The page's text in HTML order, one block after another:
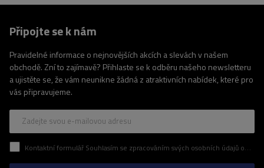
Připojte se k nám
Pravidelné informace o nejnovějších akcích a slevách v našem
obchodě. Zní to zajímavě? Přihlaste se k odběru našeho newsletteru
a ujistěte se, že vám neunikne žádná z atraktivních nabídek, které pro
vás připravujeme.
Zadejte svou e-mailovou adresu
Kontaktní formulář Souhlasím se zpracováním svých osobních údajů obsažených v kontaktním formuláři v souladu s nařízením Evropského parlamentu a Rady (EU)